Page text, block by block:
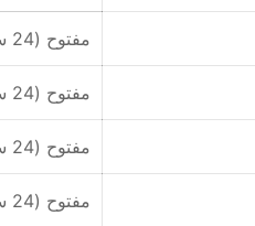
مفتوح (24 ساعة)
مفتوح (24 ساعة)
مفتوح (24 ساعة)
مفتوح (24 ساعة)